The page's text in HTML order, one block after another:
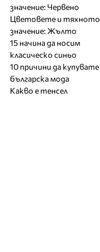
значение: Червено
Цветовете и тяхното
значение: Жълто
15 начина да носим
класическо синьо
10 причини да купувате
българска мода
Какво е тенсел